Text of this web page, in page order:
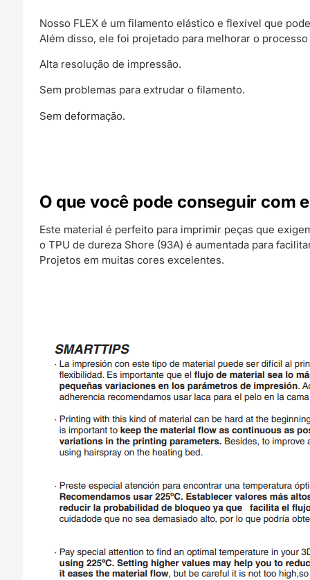
Nosso FLEX é um filamento elástico e flexível que
Além disso, ele foi projetado para melhorar o
Alta resolução de impressão.
Sem problemas para extrudar o filamento.
Sem deformação.
O que você pode conseguir com
Este material é perfeito para imprimir peças que
o TPU de dureza Shore (93A) é aumentada para
Projetos em muitas cores excelentes.